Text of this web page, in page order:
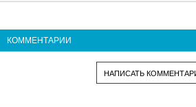
КОММЕНТАРИИ
НАПИСАТЬ